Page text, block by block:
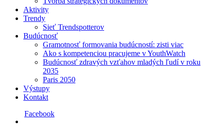
Aktivity
Trendy
Sieť Trendspotterov
Budúcnosť
Gramotnosť formovania budúcností: zisti viac
Ako s kompetenciou pracujeme v YouthWatch
Budúcnosť zdravých vzťahov mladých ľudí v roku
2035
Paris 2050
Výstupy
Kontakt
Facebook